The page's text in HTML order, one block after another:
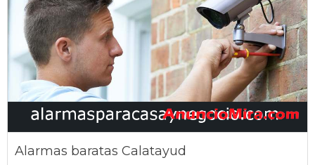
Alarmas baratas Calatayud